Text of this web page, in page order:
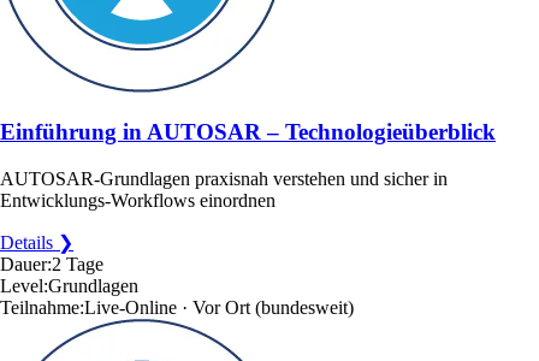
Einführung in AUTOSAR – Technologieüberblick
AUTOSAR-Grundlagen praxisnah verstehen und sicher in
Entwicklungs-Workflows einordnen
Details ❯
Dauer:2 Tage
Level:Grundlagen
Teilnahme:Live-Online · Vor Ort (bundesweit)